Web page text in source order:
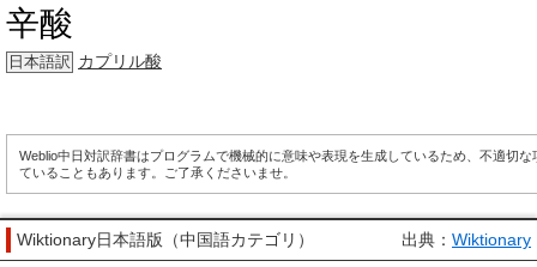
辛酸
日本語訳 カプリル酸
Weblio中日対訳辞書はプログラムで機械的に意味や表現を生成しているため、不適切な
ていることもあります。ご了承くださいませ。
Wiktionary日本語版（中国語カテゴリ） 出典： Wiktionary